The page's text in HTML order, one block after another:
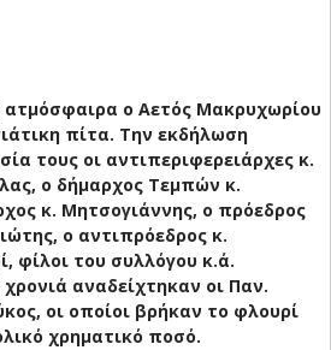
ατμόσφαιρα ο Αετός Μακρυχωρίου
πίτα. Την εκδήλωση
τους οι αντιπεριφερειάρχες κ.
ο δήμαρχος Τεμπών κ.
κ. Μητσογιάννης, ο πρόεδρος
ο αντιπρόεδρος κ.
φίλοι του συλλόγου κ.ά.
αναδείχτηκαν οι Παν.
οι οποίοι βρήκαν το φλουρί
χρηματικό ποσό.